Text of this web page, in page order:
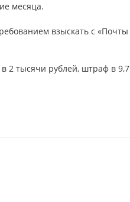
месяца.
взыскать с «Почты
2 тысячи рублей, штраф в 9,7